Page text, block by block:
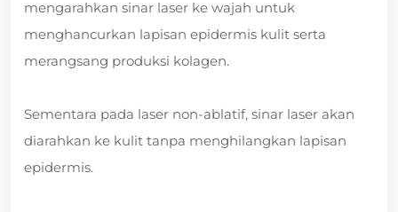
mengarahkan sinar laser ke wajah untuk
menghancurkan lapisan epidermis kulit serta
merangsang produksi kolagen.
Sementara pada laser non-ablatif, sinar laser akan
diarahkan ke kulit tanpa menghilangkan lapisan
epidermis.